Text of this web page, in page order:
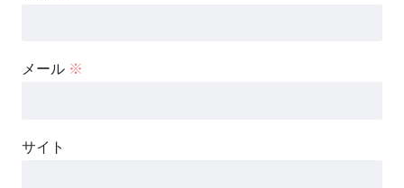
メール ※
サイト